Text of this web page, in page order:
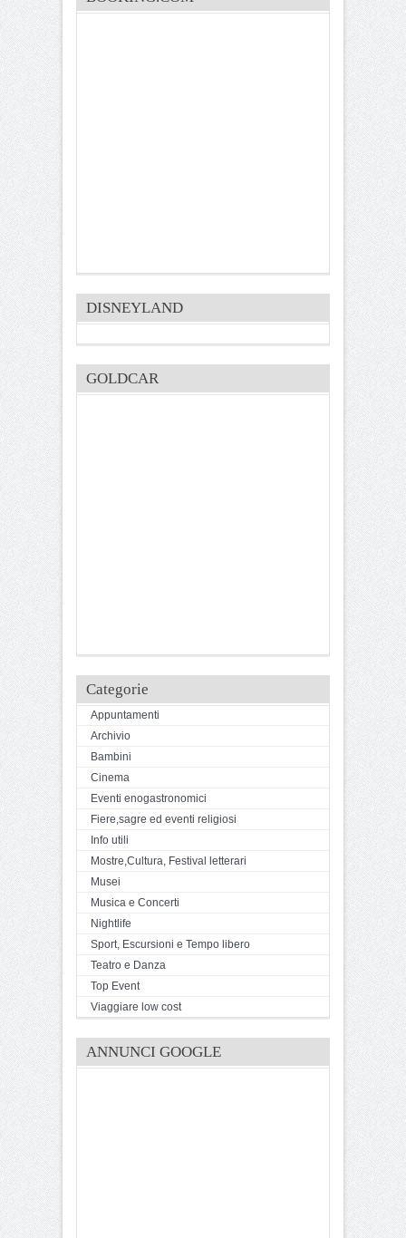
DISNEYLAND
GOLDCAR
Categorie
Appuntamenti
Archivio
Bambini
Cinema
Eventi enogastronomici
Fiere,sagre ed eventi religiosi
Info utili
Mostre,Cultura, Festival letterari
Musei
Musica e Concerti
Nightlife
Sport, Escursioni e Tempo libero
Teatro e Danza
Top Event
Viaggiare low cost
ANNUNCI GOOGLE